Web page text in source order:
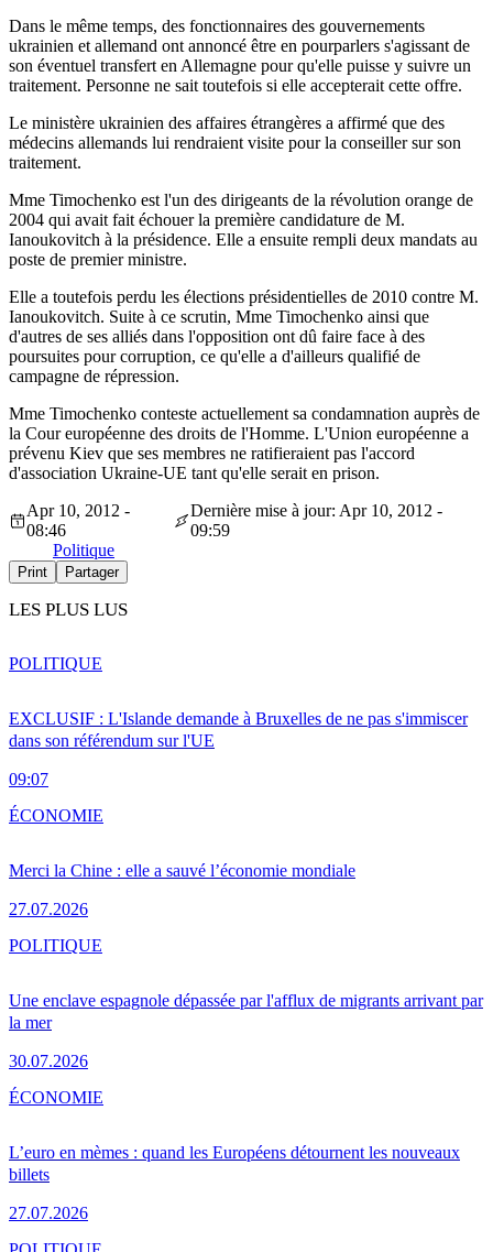
Dans le même temps, des fonctionnaires des gouvernements
ukrainien et allemand ont annoncé être en pourparlers s'agissant de
son éventuel transfert en Allemagne pour qu'elle puisse y suivre un
traitement. Personne ne sait toutefois si elle accepterait cette offre.
Le ministère ukrainien des affaires étrangères a affirmé que des
médecins allemands lui rendraient visite pour la conseiller sur son
traitement.
Mme Timochenko est l'un des dirigeants de la révolution orange de
2004 qui avait fait échouer la première candidature de M.
Ianoukovitch à la présidence. Elle a ensuite rempli deux mandats au
poste de premier ministre.
Elle a toutefois perdu les élections présidentielles de 2010 contre M.
Ianoukovitch. Suite à ce scrutin, Mme Timochenko ainsi que
d'autres de ses alliés dans l'opposition ont dû faire face à des
poursuites pour corruption, ce qu'elle a d'ailleurs qualifié de
campagne de répression.
Mme Timochenko conteste actuellement sa condamnation auprès de
la Cour européenne des droits de l'Homme. L'Union européenne a
prévenu Kiev que ses membres ne ratifieraient pas l'accord
d'association Ukraine-UE tant qu'elle serait en prison.
Apr 10, 2012 -
08:46
Dernière mise à jour: Apr 10, 2012 -
09:59
Politique
Print Partager
LES PLUS LUS
EXCLUSIF : L'Islande demande à Bruxelles de ne pas s'immiscer
dans son référendum sur l'UE
09:07
POLITIQUE
Merci la Chine : elle a sauvé l’économie mondiale
27.07.2026
ÉCONOMIE
Une enclave espagnole dépassée par l'afflux de migrants arrivant par
la mer
30.07.2026
POLITIQUE
L’euro en mèmes : quand les Européens détournent les nouveaux
billets
27.07.2026
ÉCONOMIE